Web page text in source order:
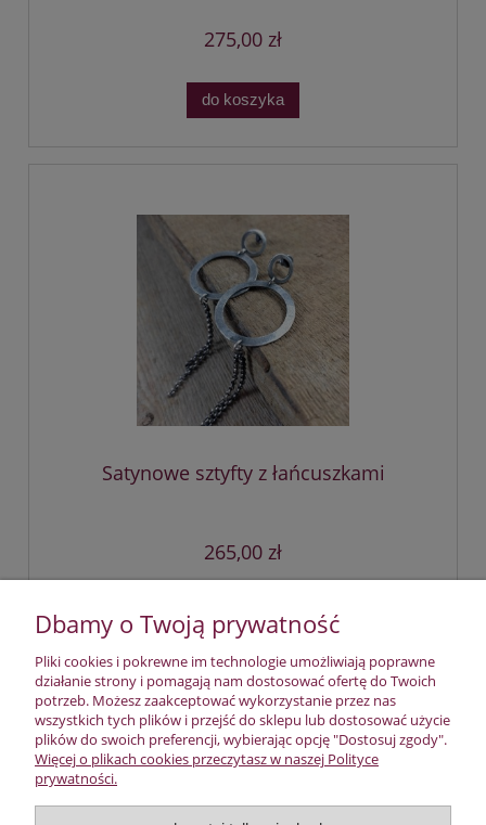
275,00 zł
do koszyka
Satynowe sztyfty z łańcuszkami
265,00 zł
« 1 2 3 4 5 ... 36 »
Płatności i dostawa
Pomoc
Dbamy o Twoją prywatność
Pliki cookies i pokrewne im technologie umożliwiają poprawne
działanie strony i pomagają nam dostosować ofertę do Twoich
potrzeb. Możesz zaakceptować wykorzystanie przez nas
wszystkich tych plików i przejść do sklepu lub dostosować użycie
plików do swoich preferencji, wybierając opcję "Dostosuj zgody".
Więcej o plikach cookies przeczytasz w naszej Polityce
prywatności.